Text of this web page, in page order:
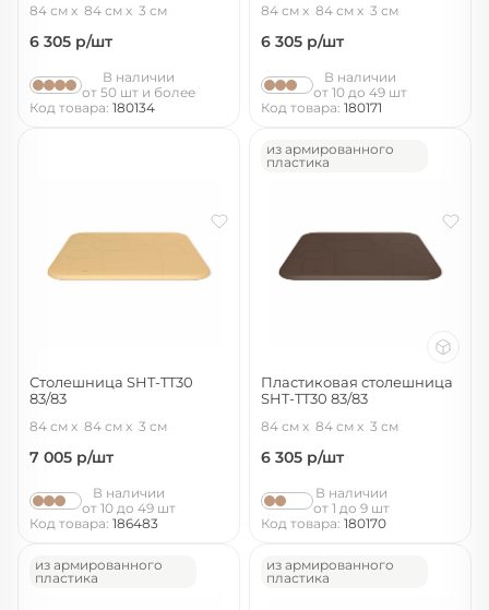
84 см 84 см 3 см
6 305 р/шт
В наличии
от 50 шт и более
Код товара: 180134
84 см 84 см 3 см
6 305 р/шт
В наличии
от 10 до 49 шт
Код товара: 180171
Столешница SHT-TT30
83/83
84 см 84 см 3 см
7 005 р/шт
В наличии
от 10 до 49 шт
Код товара: 186483
из армированного
пластика
Пластиковая столешница
SHT-TT30 83/83
84 см 84 см 3 см
6 305 р/шт
В наличии
от 1 до 9 шт
Код товара: 180170
из армированного
пластика
из армированного
пластика